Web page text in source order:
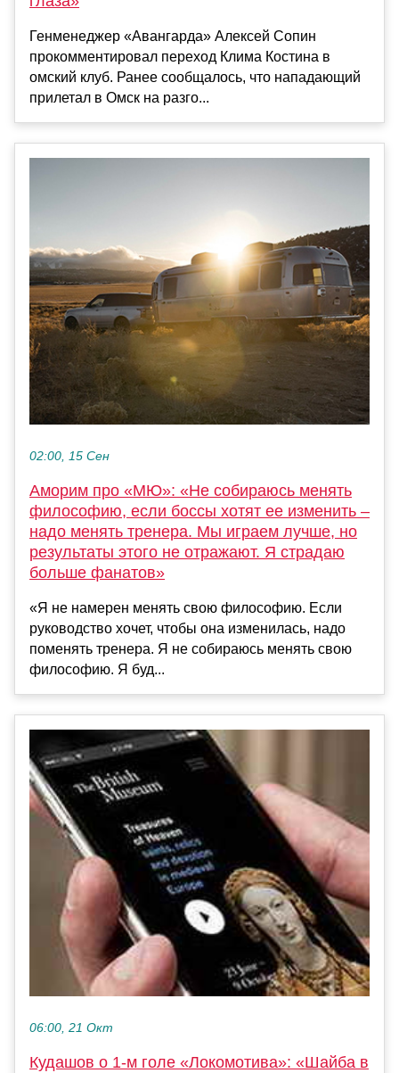
Генменеджер «Авангарда» Алексей Сопин
прокомментировал переход Клима Костина в
омский клуб. Ранее сообщалось, что нападающий
прилетал в Омск на разго...
02:00, 15 Сен
Аморим про «МЮ»: «Не собираюсь менять
философию, если боссы хотят ее изменить –
надо менять тренера. Мы играем лучше, но
результаты этого не отражают. Я страдаю
больше фанатов»
«Я не намерен менять свою философию. Если
руководство хочет, чтобы она изменилась, надо
поменять тренера. Я не собираюсь менять свою
философию. Я буд...
06:00, 21 Окт
Кудашов о 1-м голе «Локомотива»: «Шайба в